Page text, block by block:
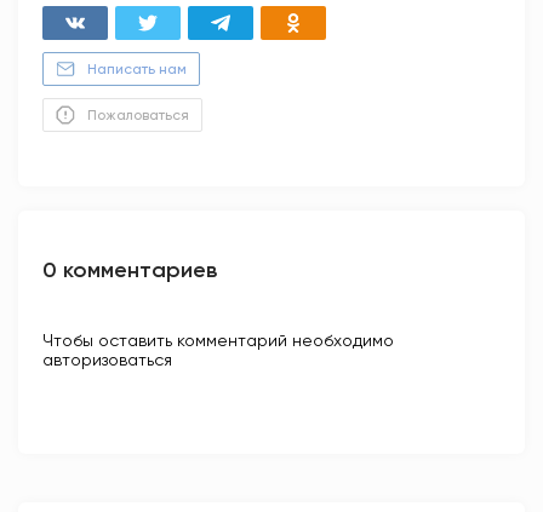
Написать нам
Пожаловаться
0 комментариев
Чтобы оставить комментарий необходимо
авторизоваться